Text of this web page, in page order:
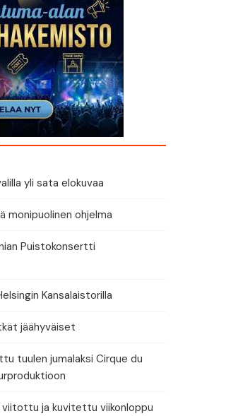
yli sata elokuvaa
monipuolinen ohjelma
Puistokonsertti
Kansalaistorilla
jäähyväiset
tuulen jumalaksi Cirque du
viitottu ja kuvitettu viikonloppu